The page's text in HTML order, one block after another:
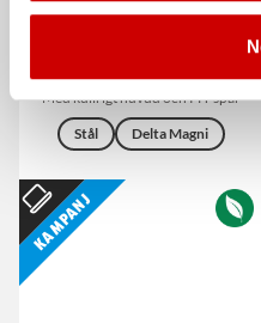
Med kullrigt huvud och PH-spår
Stål
Delta Magni
Kampanj